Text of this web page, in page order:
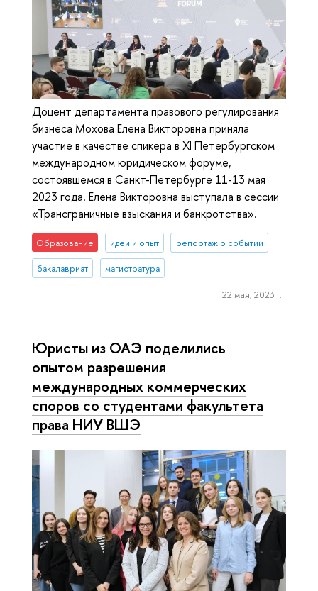
Доцент департамента правового регулирования
бизнеса Мохова Елена Викторовна приняла
участие в качестве спикера в XI Петербургском
международном юридическом форуме,
состоявшемся в Санкт-Петербурге 11-13 мая
2023 года. Елена Викторовна выступала в сессии
«Трансграничные взыскания и банкротства».
Образование идеи и опыт репортаж о событии
бакалавриат магистратура
22 мая, 2023 г.
Юристы из ОАЭ поделились
опытом разрешения
международных коммерческих
споров со студентами факультета
права НИУ ВШЭ